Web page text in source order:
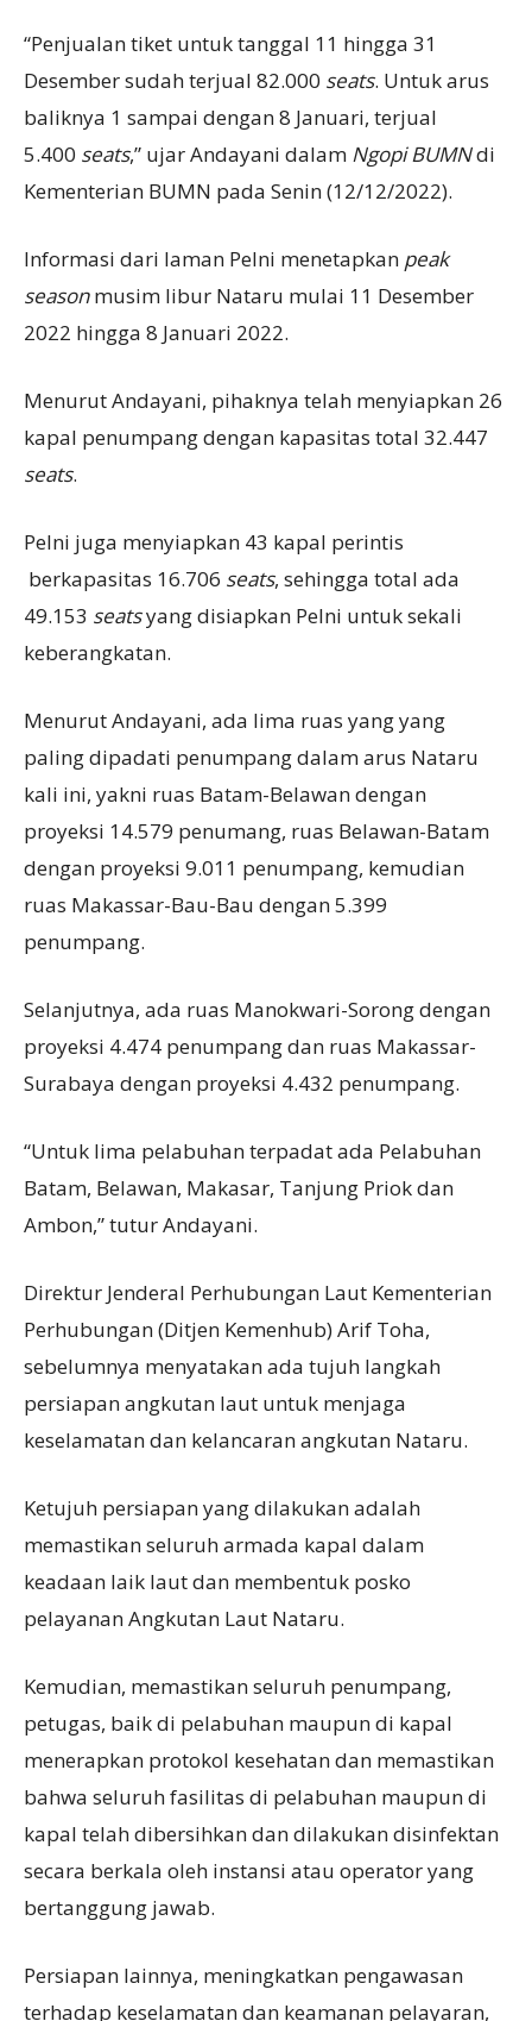
“Penjualan tiket untuk tanggal 11 hingga 31
Desember sudah terjual 82.000 seats. Untuk arus
baliknya 1 sampai dengan 8 Januari, terjual
5.400 seats,” ujar Andayani dalam Ngopi BUMNdi
Kementerian BUMN pada Senin (12/12/2022).
Informasi dari laman Pelni menetapkan peak
seasonmusim libur Nataru mulai 11 Desember
2022 hingga 8 Januari 2022.
Menurut Andayani, pihaknya telah menyiapkan 26
kapal penumpang dengan kapasitas total 32.447
seats.
Pelni juga menyiapkan 43 kapal perintis
berkapasitas 16.706 seats, sehingga total ada
49.153 seatsyang disiapkan Pelni untuk sekali
keberangkatan.
Menurut Andayani, ada lima ruas yang yang
paling dipadati penumpang dalam arus Nataru
kali ini, yakni ruas Batam-Belawan dengan
proyeksi 14.579 penumang, ruas Belawan-Batam
dengan proyeksi 9.011 penumpang, kemudian
ruas Makassar-Bau-Bau dengan 5.399
penumpang.
Selanjutnya, ada ruas Manokwari-Sorong dengan
proyeksi 4.474 penumpang dan ruas Makassar-
Surabaya dengan proyeksi 4.432 penumpang.
“Untuk lima pelabuhan terpadat ada Pelabuhan
Batam, Belawan, Makasar, Tanjung Priok dan
Ambon,” tutur Andayani.
Direktur Jenderal Perhubungan Laut Kementerian
Perhubungan (Ditjen Kemenhub) Arif Toha,
sebelumnya menyatakan ada tujuh langkah
persiapan angkutan laut untuk menjaga
keselamatan dan kelancaran angkutan Nataru.
Ketujuh persiapan yang dilakukan adalah
memastikan seluruh armada kapal dalam
keadaan laik laut dan membentuk posko
pelayanan Angkutan Laut Nataru.
Kemudian, memastikan seluruh penumpang,
petugas, baik di pelabuhan maupun di kapal
menerapkan protokol kesehatan dan memastikan
bahwa seluruh fasilitas di pelabuhan maupun di
kapal telah dibersihkan dan dilakukan disinfektan
secara berkala oleh instansi atau operator yang
bertanggung jawab.
Persiapan lainnya, meningkatkan pengawasan
terhadap keselamatan dan keamanan pelayaran,